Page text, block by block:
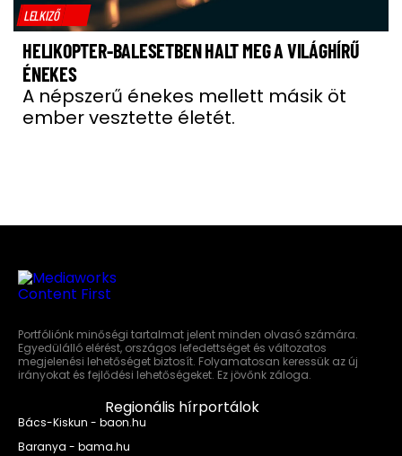
LELKIZŐ
HELIKOPTER-BALESETBEN HALT MEG A VILÁGHÍRŰ
ÉNEKES
A népszerű énekes mellett másik öt
ember vesztette életét.
Portfóliónk minőségi tartalmat jelent minden olvasó számára.
Egyedülálló elérést, országos lefedettséget és változatos
megjelenési lehetőséget biztosít. Folyamatosan keressük az új
irányokat és fejlődési lehetőségeket. Ez jövőnk záloga.
Regionális hírportálok
Bács-Kiskun - baon.hu
Baranya - bama.hu